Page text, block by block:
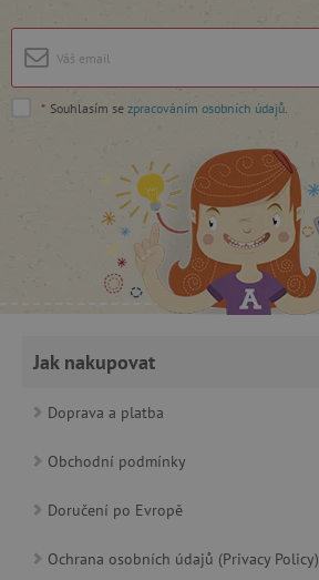
* Souhlasím se zpracováním osobních údajů.
Jak nakupovat
Doprava a platba
Obchodní podmínky
Doručení po Evropě
Ochrana osobních údajů (Privacy Policy)
cjConsent
CookieScriptConsent